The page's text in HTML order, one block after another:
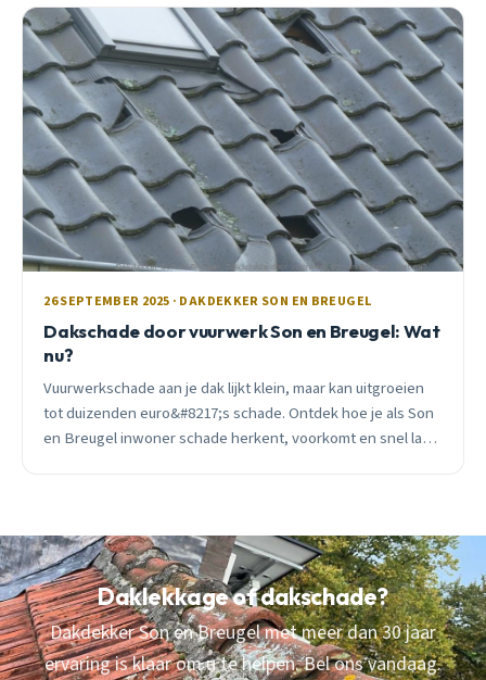
26 SEPTEMBER 2025 · DAKDEKKER SON EN BREUGEL
Dakschade door vuurwerk Son en Breugel: Wat
nu?
Vuurwerkschade aan je dak lijkt klein, maar kan uitgroeien
tot duizenden euro&#8217;s schade. Ontdek hoe je als Son
en Breugel inwoner schade herkent, voorkomt en snel laat
Daklekkage of dakschade?
Dakdekker Son en Breugel met meer dan 30 jaar
ervaring is klaar om u te helpen. Bel ons vandaag.